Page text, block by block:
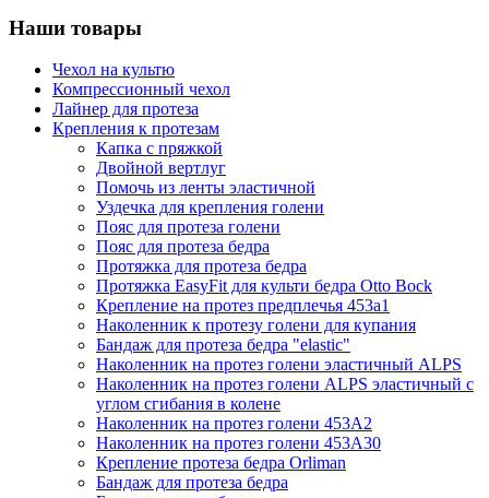
Наши товары
Чехол на культю
Компрессионный чехол
Лайнер для протеза
Крепления к протезам
Капка с пряжкой
Двойной вертлуг
Помочь из ленты эластичной
Уздечка для крепления голени
Пояс для протеза голени
Пояс для протеза бедра
Протяжка для протеза бедра
Протяжка EasyFit для культи бедра Otto Bock
Крепление на протез предплечья 453a1
Наколенник к протезу голени для купания
Бандаж для протеза бедра "elastic"
Наколенник на протез голени эластичный ALPS
Наколенник на протез голени ALPS эластичный с
углом сгибания в колене
Наколенник на протез голени 453A2
Наколенник на протез голени 453A30
Крепление протеза бедра Orliman
Бандаж для протеза бедра